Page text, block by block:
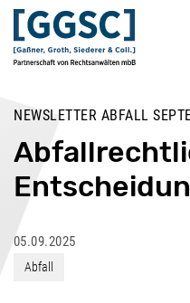
NEWSLETTER ABFALL
05.09.2025
Abfall